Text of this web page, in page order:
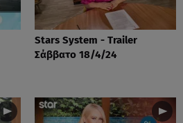
Stars System - Trailer
Σάββατο 18/4/24